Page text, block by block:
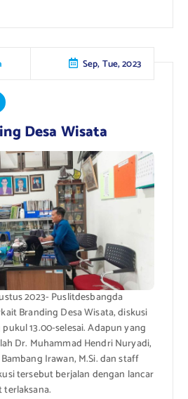
Sep, Tue, 2023
Desa Wisata
2023- Puslitdesbangda
Branding Desa Wisata, diskusi
13.00-selesai. Adapun yang
Dr. Muhammad Hendri Nuryadi,
Bambang Irawan, M.Si. dan staff
tersebut berjalan dengan lancar